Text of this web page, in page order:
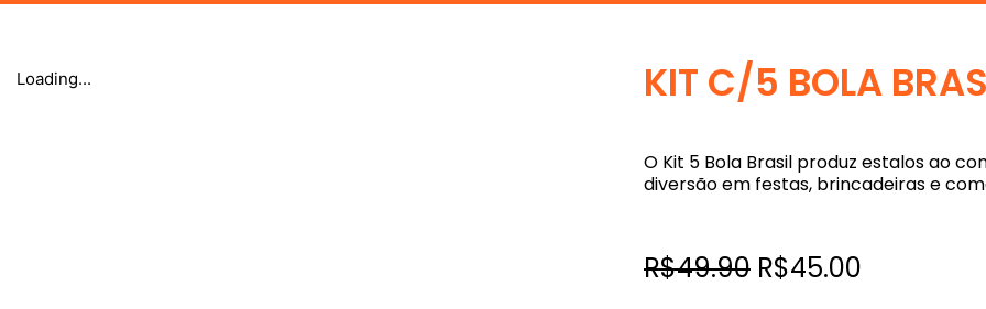
Loading... KIT C/5 BOLA
O Kit 5 Bola Brasil produz estalos ao
diversão em festas, brincadeiras e
R$49.90 O
R$45.00